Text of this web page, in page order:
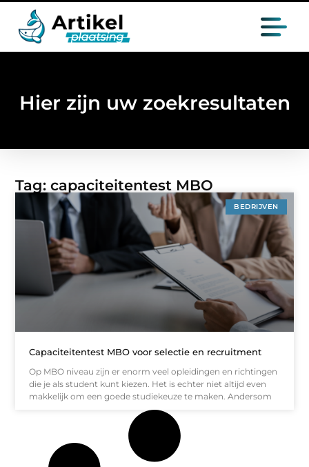
Hier zijn uw zoekresultaten
Tag: capaciteitentest MBO
BEDRIJVEN
Capaciteitentest MBO voor selectie en recruitment
Op MBO niveau zijn er enorm veel opleidingen en richtingen
die je als student kunt kiezen. Het is echter niet altijd even
makkelijk om een goede studiekeuze te maken. Andersom